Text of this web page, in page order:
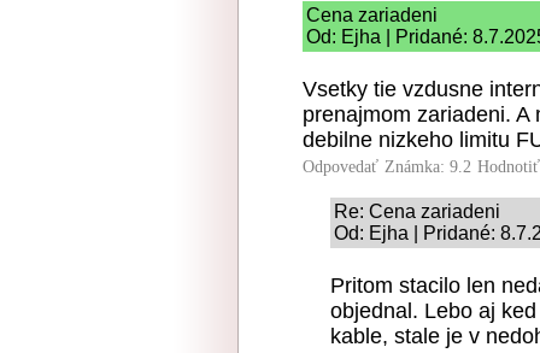
Cena zariadeni
Od: Ejha | Pridané:
Vsetky tie vzdusne
prenajmom zariadeni.
debilne nizkeho limitu
Odpovedať Známka: 9.2
Re: Cena zariadeni
Od: Ejha | Pridané:
Pritom stacilo len
objednal. Lebo aj
kable, stale je v